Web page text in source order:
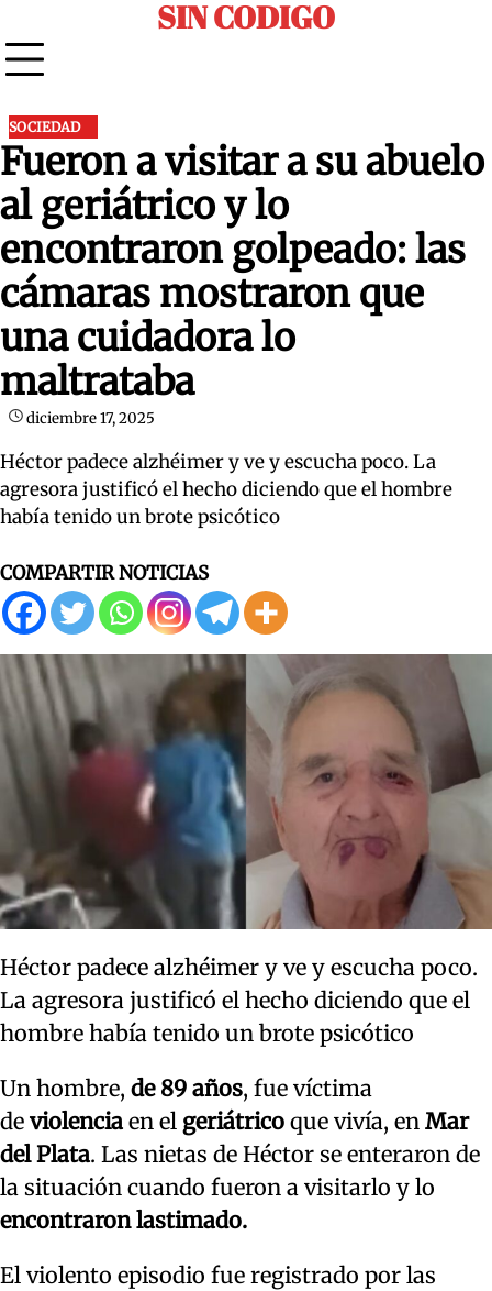
to
content
SIN CODIGO
SOCIEDAD
Fueron a visitar a su abuelo
al geriátrico y lo
encontraron golpeado: las
cámaras mostraron que
una cuidadora lo
maltrataba
diciembre 17, 2025
Héctor padece alzhéimer y ve y escucha poco. La
agresora justificó el hecho diciendo que el hombre
había tenido un brote psicótico
COMPARTIR NOTICIAS
Héctor padece alzhéimer y ve y escucha poco.
La agresora justificó el hecho diciendo que el
hombre había tenido un brote psicótico
Un hombre, de 89 años, fue víctima
de violencia en el geriátrico que vivía, en Mar
del Plata. Las nietas de Héctor se enteraron de
la situación cuando fueron a visitarlo y lo
encontraron lastimado.
El violento episodio fue registrado por las